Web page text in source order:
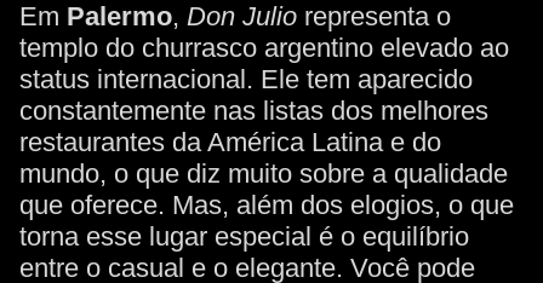
Em Palermo, Don Julio representa o
templo do churrasco argentino elevado ao
status internacional. Ele tem aparecido
constantemente nas listas dos melhores
restaurantes da América Latina e do
mundo, o que diz muito sobre a qualidade
que oferece. Mas, além dos elogios, o que
torna esse lugar especial é o equilíbrio
entre o casual e o elegante. Você pode